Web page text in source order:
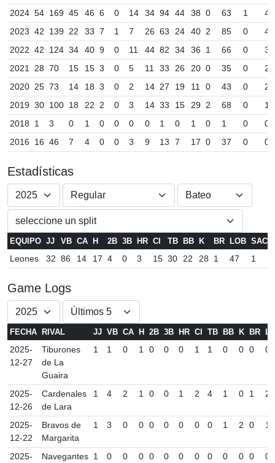
2024 54 169 45 46 6 0 14 34 94 44 38 0 63 1
4
2023 42 139 22 33 7 1 7 26 63 24 40 2 85 0
4
2022 42 124 34 40 9 0 11 44 82 34 36 1 66 0
3
2021
28 70 15 15 3 0 5 11 33 26 20 0 35 0
2
2020 25 73 14 18 3 0 2 14 27 19 11 0 43 0
2
2019 30 100 18 22 2 0 3 14 33 15 29 2 68 0
1
2018
1 3 0 1 0 0 0 0 1 0 1 0 1 0
0
2016
16 46 7 4 0 0 3 9 13 7 17 0 37 0 0
Estadísticas
EQUIPO JJ VB CA H 2B 3B HR CI TB BB K BR LOB SAC
Leones 32 86 14 17 4 0 3 15 30 22 28 1 47 1
Game Logs
FECHA RIVAL JJ VB CA H 2B 3B HR CI TB BB K BR
2025-
12-27
Tiburones
de La
Guaira
1 1 0 1 0 0 0 1 1 0 0 0 0
2025-
12-26
Cardenales
de Lara
1 4 2 1 0 0 1 2 4 1 0 1 2
2025-
12-22
Bravos de
Margarita
1 3 0 0 0 0 0 0 0 1 2 0 1
2025-
Navegantes 1 0 0 0 0 0 0 0 0 0 0 0 0